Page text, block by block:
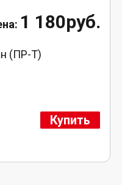
1 180руб.
(ПР-Т)
Купить